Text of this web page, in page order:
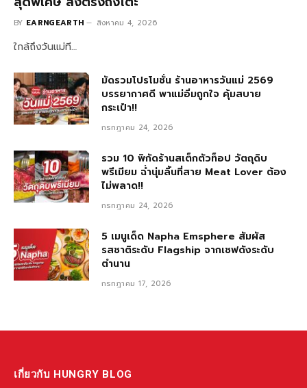
BY EARNGEARTH สิงหาคม 4, 2026
ใกล้ถึงวันแม่ที…
มัดรวมโปรโมชั่น ร้านอาหารวันแม่ 2569
บรรยากาศดี พาแม่อิ่มถูกใจ คุ้มสบาย
กระเป๋า!!
กรกฎาคม 24, 2026
รวม 10 พิกัดร้านสเต็กตัวท็อป วัตถุดิบ
พรีเมียม ฉ่ำนุ่มลิ้นที่สาย Meat Lover ต้อง
ไม่พลาด!!
กรกฎาคม 24, 2026
5 เมนูเด็ด Napha Emsphere สัมผัส
รสชาติระดับ Flagship จากเชฟดังระดับ
ตำนาน
กรกฎาคม 17, 2026
เกี่ยวกับ HUNGRY BLOG